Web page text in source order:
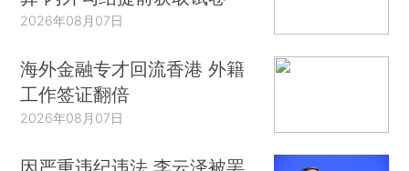
2026年08月07日
海外金融专才回流香港 外籍
工作签证翻倍
2026年08月07日